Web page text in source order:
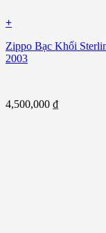
+
Zippo Bạc Khối
2003
4,500,000 ₫